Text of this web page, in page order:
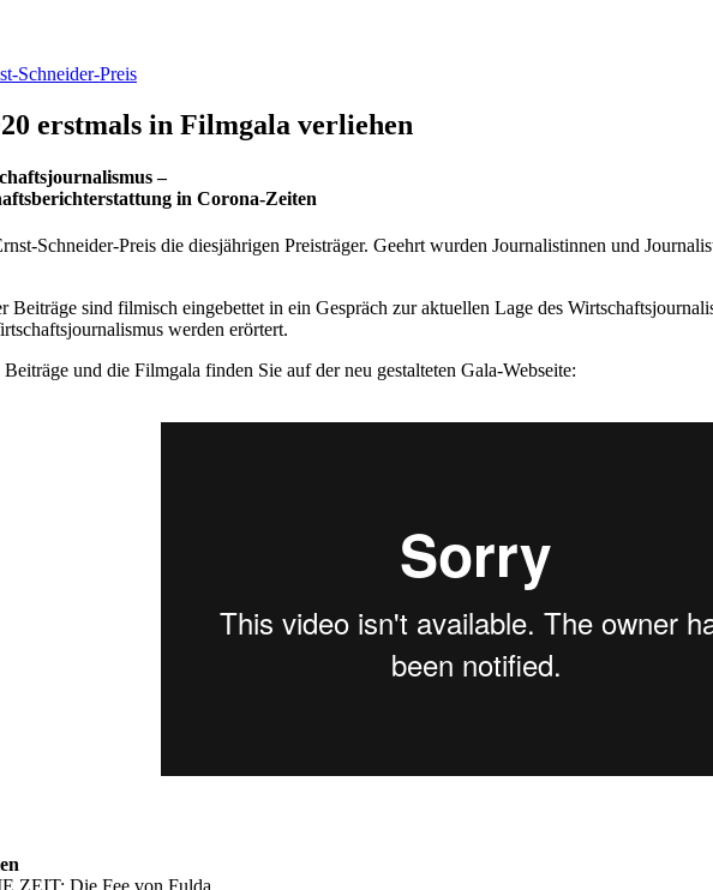
Schneider-Preis
erstmals in Filmgala verliehen
–
in Corona-Zeiten
Schneider-Preis die diesjährigen Preisträger. Geehrt wurden Journalistinnen und
Beiträge sind filmisch eingebettet in ein Gespräch zur aktuellen Lage des
werden erörtert.
und die Filmgala finden Sie auf der neu gestalteten Gala-Webseite:
ZEIT: Die Fee von Fulda